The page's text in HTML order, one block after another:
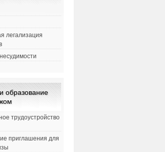
легализация
образование
трудоустройство
приглашения для